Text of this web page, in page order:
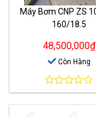
Máy Bơm CNP ZS 100-80-
160/18.5
48,500,000₫
Còn Hàng
0
out